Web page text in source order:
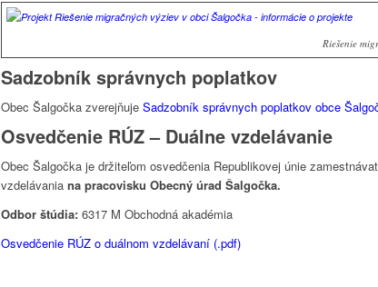
Riešenie
Sadzobník správnych poplatkov
Obec Šalgočka zverejňuje Sadzobník správnych poplatkov obce
Osvedčenie RÚZ – Duálne vzdelávanie
Obec Šalgočka je držiteľom osvedčenia Republikovej únie
vzdelávania na pracovisku Obecný úrad Šalgočka.
Odbor štúdia: 6317 M Obchodná akadémia
Osvedčenie RÚZ o duálnom vzdelávaní (.pdf)